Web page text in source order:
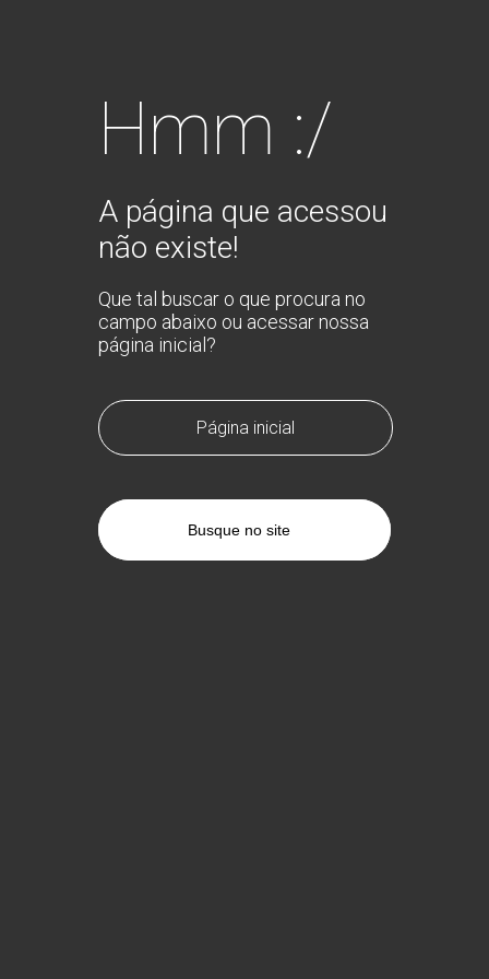
Hmm :/
A página que acessou
não existe!
Que tal buscar o que procura no
campo abaixo ou acessar nossa
página inicial?
Página inicial